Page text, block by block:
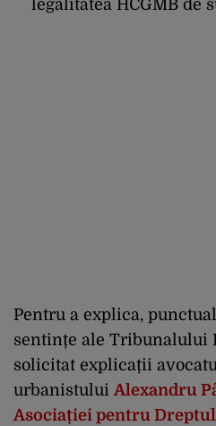
legalitatea HCGMB de
Pentru a explica,
sentințe ale Tribunalului
solicitat explicații
urbanistuluiAlexandru
Asociației pentru